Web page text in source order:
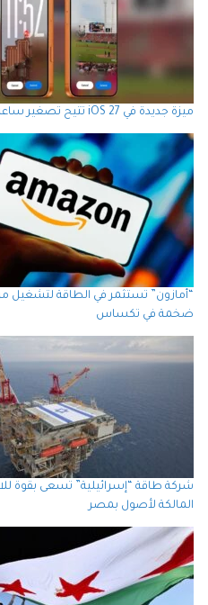
ميزة جديدة في iOS 27 تتيح تصغير ساعة شاشة القفل على الآيفون
“أمازون” تستثمر في الطاقة لتشغيل
ضخمة في تكساس
شركة طاقة “إسرائيلية” تسعى بقوة
المالكة لأصول بمصر